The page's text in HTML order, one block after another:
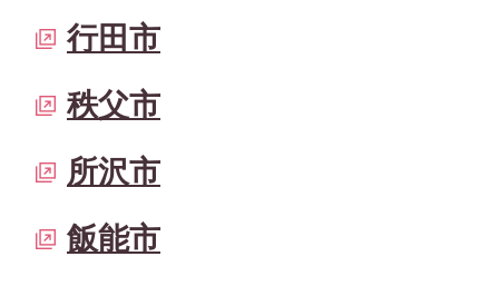
行田市
秩父市
所沢市
飯能市